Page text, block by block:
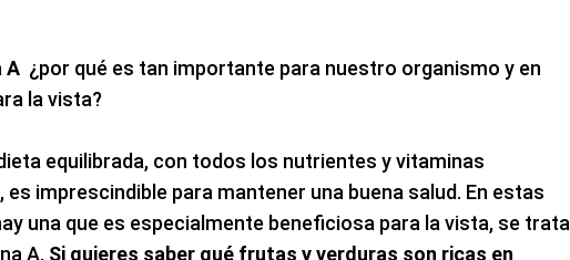
A¿por qué es tan importante para nuestro organismo y en
la vista?
equilibrada, con todos los nutrientes y vitaminas
es imprescindible para mantener una buena salud. En estas
una que es especialmente beneficiosa para la vista, se trata
A. Si quieres saber qué frutas y verduras son ricas en